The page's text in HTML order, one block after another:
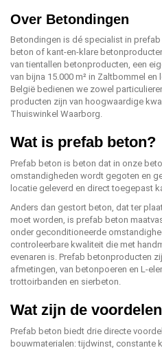
Over Betondingen
Betondingen is dé specialist in
beton of kant-en-klare
van tientallen betonproducten, een
van bijna 15.000 m² in Zaltbommel
België bedienen we zowel
producten zijn van hoogwaardige
Thuiswinkel Waarborg.
Wat is prefab beton?
Prefab beton is beton dat in onze
omstandigheden wordt gegoten en
locatie geleverd en direct toegepast
Anders dan gestort beton, dat ter
moet worden, is prefab beton
onder geconditioneerde
controleerbare kwaliteit die met
evenaren is. Prefab betonproducten
afmetingen, van betonpoeren en L-
trottoirbanden en sierbeton.
Wat zijn de
Prefab beton biedt drie directe
bouwmaterialen: tijdwinst, constante